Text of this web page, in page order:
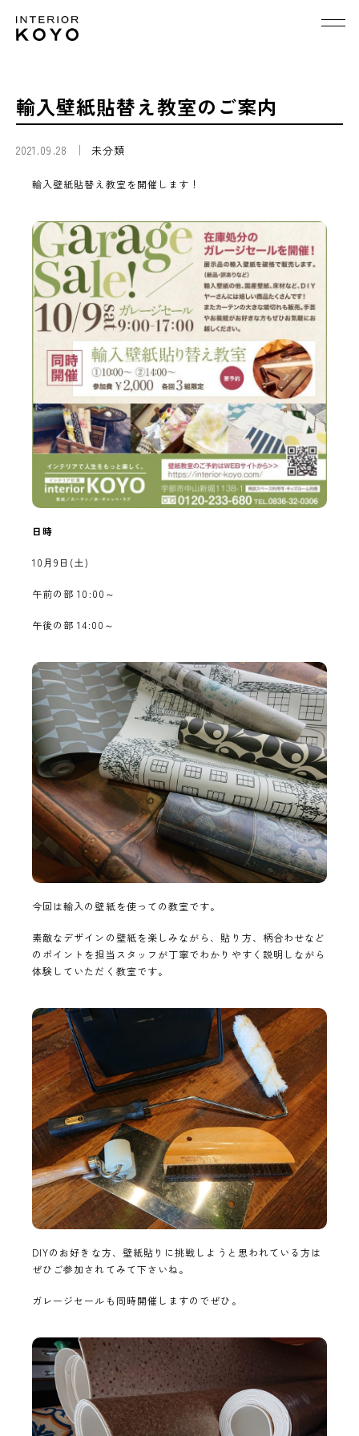
輸入壁紙貼替え教室のご案内
2021.09.28 未分類
輸入壁紙貼替え教室を開催します！
日時
10月9日(土)
午前の部 10:00～
午後の部 14:00～
今回は輸入の壁紙を使っての教室です。
素敵なデザインの壁紙を楽しみながら、貼り方、柄合わせなど
のポイントを担当スタッフが丁寧でわかりやすく説明しながら
体験していただく教室です。
DIYのお好きな方、壁紙貼りに挑戦しようと思われている方は
ぜひご参加されてみて下さいね。
ガレージセールも同時開催しますのでぜひ。